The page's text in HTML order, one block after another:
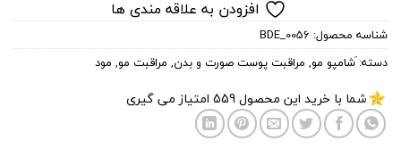
افزودن به علاقه مندی ها
شناسه محصول: BDE_0056
دسته:َشامپو مو, مراقبت پوست صورت و بدن, مراقبت مو, مود
شما با خرید این محصول559 امتیاز می گیری